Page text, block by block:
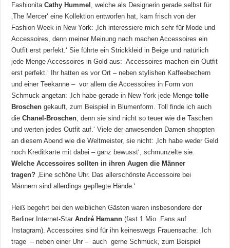
FashionitaCathy Hummel
, welche als Designerin gerade selbst für
‚The Mercer‘ eine Kollektion entworfen hat, kam frisch von der
Fashion Week in New York: ‚Ich interessiere mich sehr für Mode und
Accessoires, denn meiner Meinung nach machen Accessoires ein
Outfit erst perfekt.‘ Sie führte ein Strickkleid in Beige und natürlich
jede Menge Accessoires in Gold aus: ‚Accessoires machen ein Outfit
erst perfekt.‘ Ihr hatten es vor Ort – neben stylishen Kaffeebechern
und einer Teekanne – vor allem die Accessoires in Form von
Schmuck angetan: ‚Ich habe gerade in New York jede Mengetolle
Broschen gekauft, zum Beispiel in Blumenform. Toll finde ich auch
dieChanel-Broschen , denn sie sind nicht so teuer wie die Taschen
und werten jedes Outfit auf.‘ Viele der anwesenden Damen shoppten
an diesem Abend wie die Weltmeister, sie nicht: ‚Ich habe weder Geld
noch Kreditkarte mit dabei – ganz bewusst‘, schmunzelte sie.
Welche Accessoires sollten in ihren Augen die Männer
tragen? ‚Eine schöne Uhr. Das allerschönste Accessoire bei
Männern sind allerdings gepflegte Hände.‘
Heiß begehrt bei den weiblichen Gästen waren insbesondere der
Berliner Internet-StarAndré Hamann (fast 1 Mio. Fans auf
Instagram). Accessoires sind für ihn keineswegs Frauensache: ‚Ich
trage – neben einer Uhr – auch gerne Schmuck, zum Beispiel